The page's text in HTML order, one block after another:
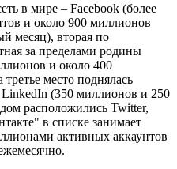
в мире – Facebook (более
и около 900 миллионов
месяц), вторая по
за пределами родины
и около 400
место поднялась
LinkedIn (350 миллионов и 250
расположились Twitter,
в списке занимает
активных аккаунтов